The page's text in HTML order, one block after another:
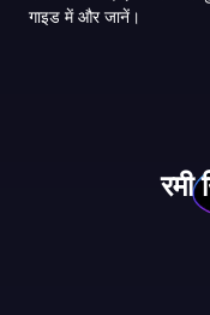
गाइड में और जानें।